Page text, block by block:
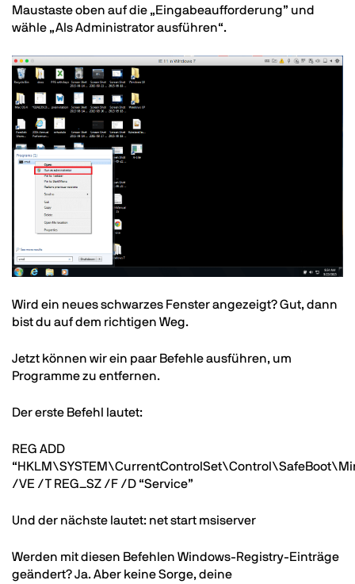
Maustaste oben auf die „Eingabeaufforderung” und
wähle „Als Administrator ausführen“.
Image
Text
Wird ein neues schwarzes Fenster angezeigt? Gut, dann
bist du auf dem richtigen Weg.
Jetzt können wir ein paar Befehle ausführen, um
Programme zu entfernen.
Der erste Befehl lautet:
REG ADD
/VE /T REG_SZ /F /D “Service”
Und der nächste lautet: net start msiserver
Werden mit diesen Befehlen Windows-Registry-Einträge
geändert? Ja. Aber keine Sorge, deine